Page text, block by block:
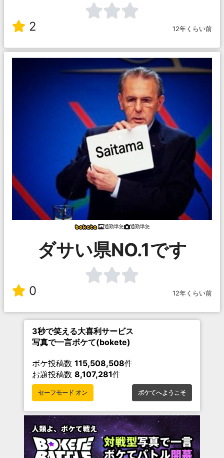
2 12年くらい前
通勤準急 通勤準急
ダサい県NO.1です
0 12年くらい前
3秒で笑える大喜利サービス
写真で一言ボケて(bokete)
ボケ投稿数 115,508,508件
お題投稿数 8,107,281件
セーフモード オン ボケてへようこそ